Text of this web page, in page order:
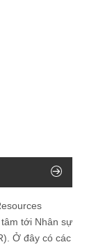
tới Nhân sự
Ở đây có các